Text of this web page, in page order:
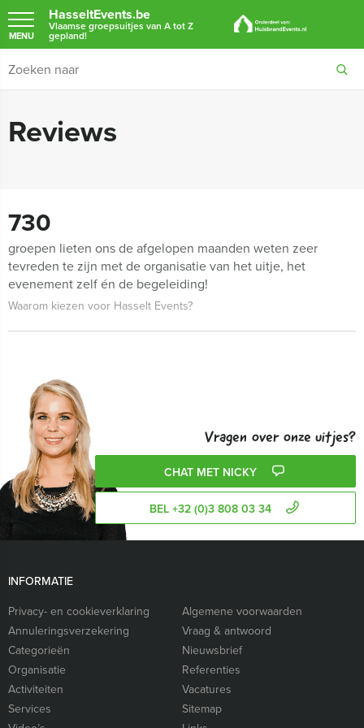
HasseltEvents.be
Vlaamse groepsuitjes van A tot Z
gepland!
MENU
Reviews
730
groepen lieten ons de afgelopen maanden weten zeer
tevreden te zijn met de organisatie van het uitje, het
evenement zelf én de begeleiding!
Waarom kiezen voor Hasselt Events?
Vragen over onze uitjes?
CHAT MET NICKY
BEL +32 (0)3 808 03 34
INFORMATIE
Privacy- en cookieverklaring
Algemene voorwaarden
Annuleringsverzekering
Vraag & antwoord
Categorieën
Nieuwsbrief
Organisatie
Referenties
Activiteiten
Vacatures
Services
Sitemap